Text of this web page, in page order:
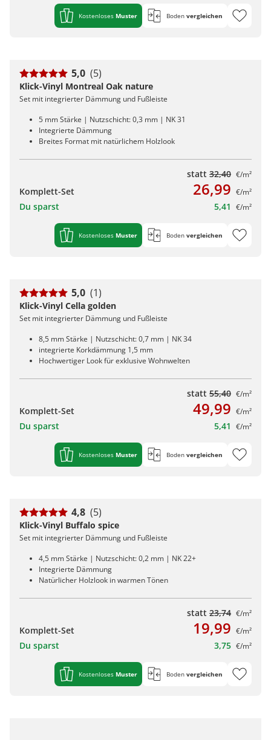
Kostenloses Muster Boden vergleichen
5,0 (5)
Klick-Vinyl Montreal Oak nature
Set mit integrierter Dämmung und Fußleiste
5 mm Stärke | Nutzschicht: 0,3 mm | NK 31
Integrierte Dämmung
Breites Format mit natürlichem Holzlook
statt 32,40 €/m²
Komplett-Set 26,99 €/m²
Du sparst 5,41 €/m²
Kostenloses Muster Boden vergleichen
5,0 (1)
Klick-Vinyl Cella golden
Set mit integrierter Dämmung und Fußleiste
8,5 mm Stärke | Nutzschicht: 0,7 mm | NK 34
integrierte Korkdämmung 1,5 mm
Hochwertiger Look für exklusive Wohnwelten
statt 55,40 €/m²
Komplett-Set 49,99 €/m²
Du sparst 5,41 €/m²
Kostenloses Muster Boden vergleichen
4,8 (5)
Klick-Vinyl Buffalo spice
Set mit integrierter Dämmung und Fußleiste
4,5 mm Stärke | Nutzschicht: 0,2 mm | NK 22+
Integrierte Dämmung
Natürlicher Holzlook in warmen Tönen
statt 23,74 €/m²
Komplett-Set 19,99 €/m²
Du sparst 3,75 €/m²
Kostenloses Muster Boden vergleichen